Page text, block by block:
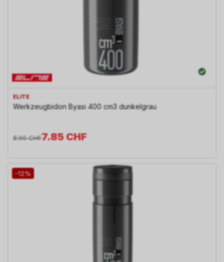
ELITE
Werkzeugbidon Byasi 400 cm3 dunkelgrau
7.85CHF
8.90 CHF
-12%